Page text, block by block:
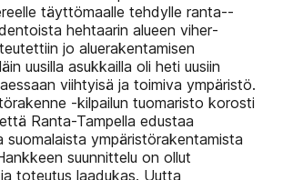
täyttömaalle tehdylle ranta-­
hehtaarin alueen viher­
jo aluerakentamisen
uusilla asukkailla oli heti uusiin
viihtyisä ja toimiva ympäristö.
-kilpailun tuomaristo korosti
Ranta-Tampella edustaa
suomalaista ympäristörakentamista
suunnittelu on ollut
toteutus laadukas. Uutta